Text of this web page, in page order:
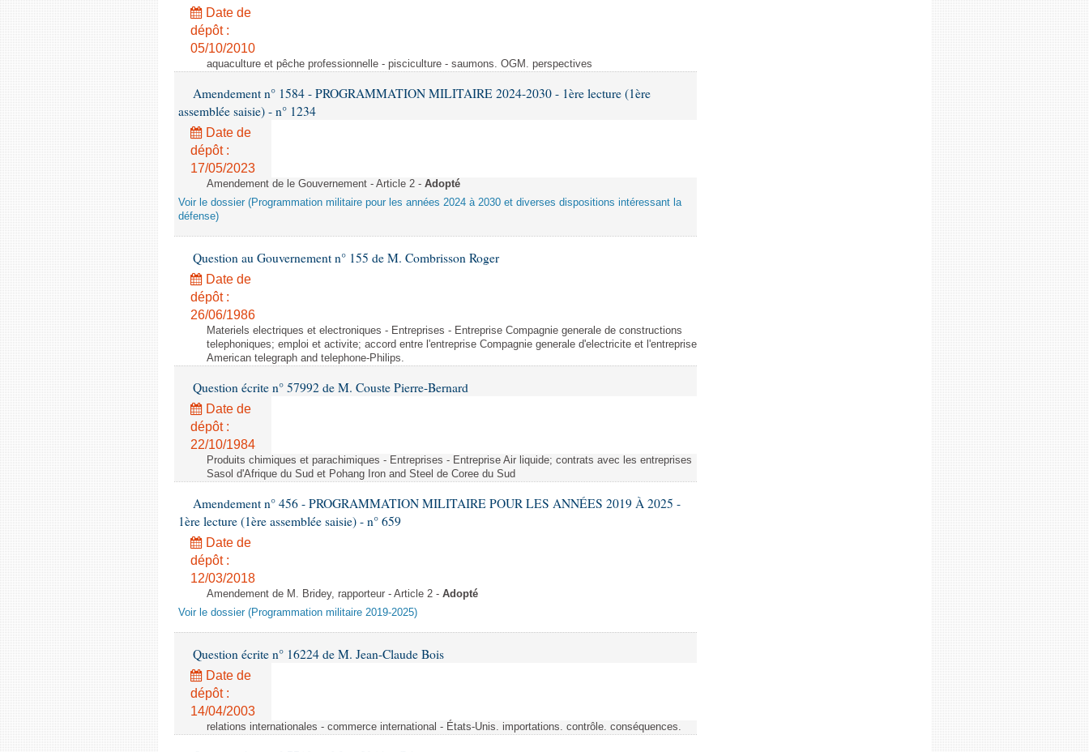
Date de
dépôt :
05/10/2010
aquaculture et pêche professionnelle - pisciculture - saumons. OGM. perspectives
Amendement n° 1584 - PROGRAMMATION MILITAIRE 2024-2030 - 1ère lecture (1ère
assemblée saisie) - n° 1234
Date de
dépôt :
17/05/2023
Amendement de le Gouvernement - Article 2 - Adopté
Voir le dossier (Programmation militaire pour les années 2024 à 2030 et diverses dispositions intéressant la
défense)
Question au Gouvernement n° 155 de M. Combrisson Roger
Date de
dépôt :
26/06/1986
Materiels electriques et electroniques - Entreprises - Entreprise Compagnie generale de constructions
telephoniques; emploi et activite; accord entre l'entreprise Compagnie generale d'electricite et l'entreprise
American telegraph and telephone-Philips.
Question écrite n° 57992 de M. Couste Pierre-Bernard
Date de
dépôt :
22/10/1984
Produits chimiques et parachimiques - Entreprises - Entreprise Air liquide; contrats avec les entreprises
Sasol d'Afrique du Sud et Pohang Iron and Steel de Coree du Sud
Amendement n° 456 - PROGRAMMATION MILITAIRE POUR LES ANNÉES 2019 À 2025 -
1ère lecture (1ère assemblée saisie) - n° 659
Date de
dépôt :
12/03/2018
Amendement de M. Bridey, rapporteur - Article 2 - Adopté
Voir le dossier (Programmation militaire 2019-2025)
Question écrite n° 16224 de M. Jean-Claude Bois
Date de
dépôt :
14/04/2003
relations internationales - commerce international - États-Unis. importations. contrôle. conséquences.